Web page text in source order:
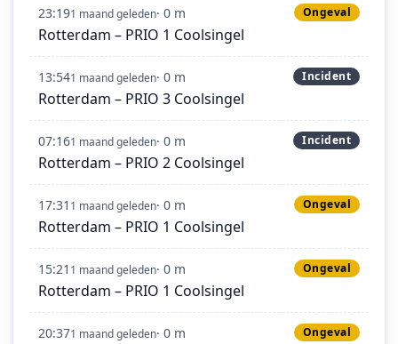
23:191 maand geleden· 0 m Ongeval
Rotterdam – PRIO 1 Coolsingel
13:541 maand geleden· 0 m Incident
Rotterdam – PRIO 3 Coolsingel
07:161 maand geleden· 0 m Incident
Rotterdam – PRIO 2 Coolsingel
17:31 1 maand geleden· 0 m Ongeval
Rotterdam – PRIO 1 Coolsingel
15:21 1 maand geleden· 0 m Ongeval
Rotterdam – PRIO 1 Coolsingel
20:371 maand geleden· 0 m Ongeval